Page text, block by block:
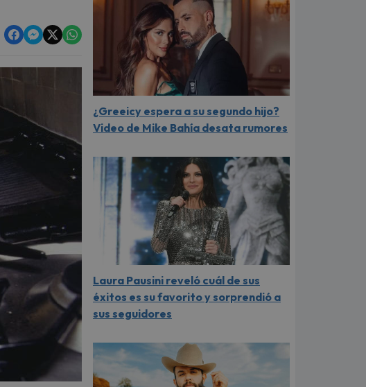
¿Greeicy espera a su segundo hijo?
Video de Mike Bahía desata rumores
Laura Pausini reveló cuál de sus
éxitos es su favorito y sorprendió a
sus seguidores